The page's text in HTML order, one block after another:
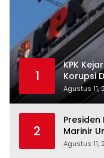
1
KPK
Korupsi
Agustus 11,
2
Marinir
Struktur
Agustus 11,